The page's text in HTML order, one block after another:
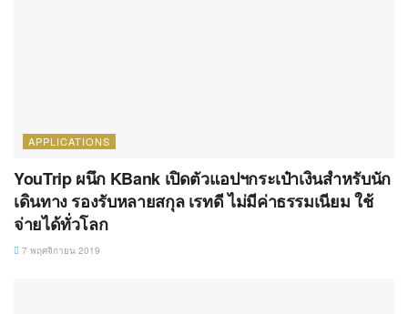
APPLICATIONS
YouTrip ผนึก KBank เปิดตัวแอปฯกระเป๋าเงินสำหรับนัก
เดินทาง รองรับหลายสกุล เรทดี ไม่มีค่าธรรมเนียม ใช้
จ่ายได้ทั่วโลก
7 พฤศจิกายน 2019